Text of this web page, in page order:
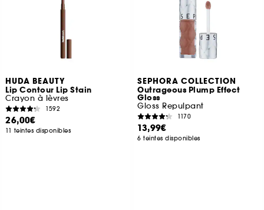
HUDA BEAUTY
Lip Contour Lip Stain
Crayon à lèvres
1592
26,00€
11 teintes disponibles
SEPHORA COLLECTION
Outrageous Plump Effect
Gloss
Gloss Repulpant
1170
13,99€
6 teintes disponibles